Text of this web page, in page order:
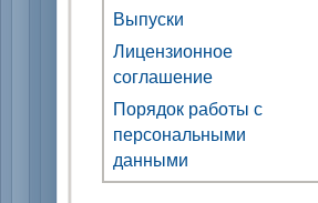
Выпуски
Лицензионное
соглашение
Порядок работы с
персональными
данными